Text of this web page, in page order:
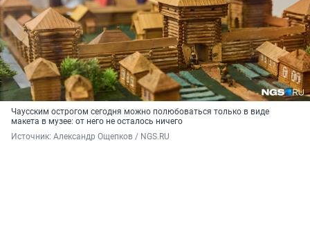
Чаусским острогом сегодня можно полюбоваться только в виде
макета в музее: от него не осталось ничего
Источник: Александр Ощепков / NGS.RU